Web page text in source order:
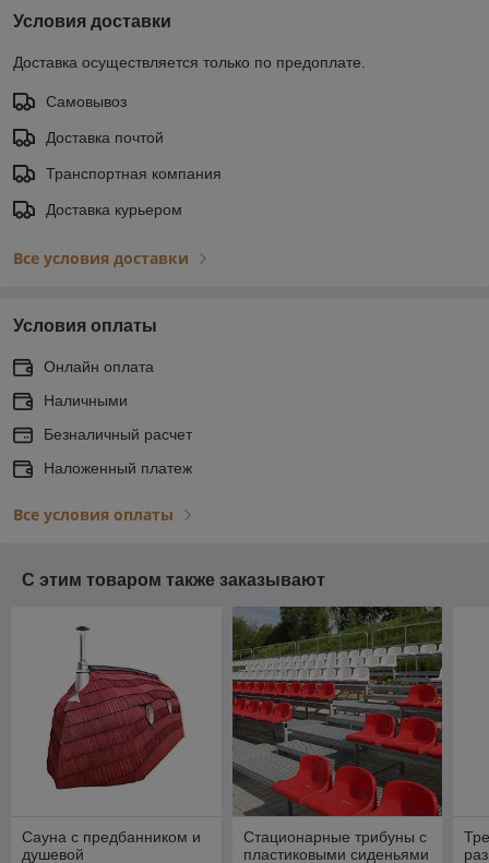
Условия доставки
Доставка осуществляется только по предоплате.
Самовывоз
Доставка почтой
Транспортная компания
Доставка курьером
Все условия доставки
Условия оплаты
Онлайн оплата
Наличными
Безналичный расчет
Наложенный платеж
Все условия оплаты
С этим товаром также заказывают
Сауна с предбанником и
душевой
Стационарные трибуны с
пластиковыми сиденьями